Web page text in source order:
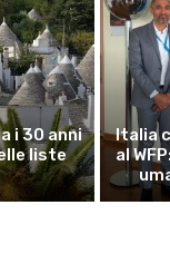
i 30 anni
liste
Italia
al